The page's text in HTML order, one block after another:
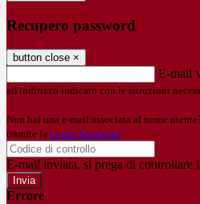
Recupero password
button close ×
E-mail
all'indirizzo indicato con le istruzioni
Non hai una e-mail associata al nome
tramite la Login Spaggiari
E-mail inviata, si prega di controllare
Errore